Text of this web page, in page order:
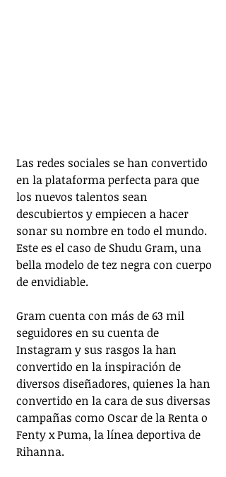
Las redes sociales se han convertido
en la plataforma perfecta para que
los nuevos talentos sean
descubiertos y empiecen a hacer
sonar su nombre en todo el mundo.
Este es el caso de Shudu Gram, una
bella modelo de tez negra con cuerpo
de envidiable.
Gram cuenta con más de 63 mil
seguidores en su cuenta de
Instagram y sus rasgos la han
convertido en la inspiración de
diversos diseñadores, quienes la han
convertido en la cara de sus diversas
campañas como Oscar de la Renta o
Fenty x Puma, la línea deportiva de
Rihanna.